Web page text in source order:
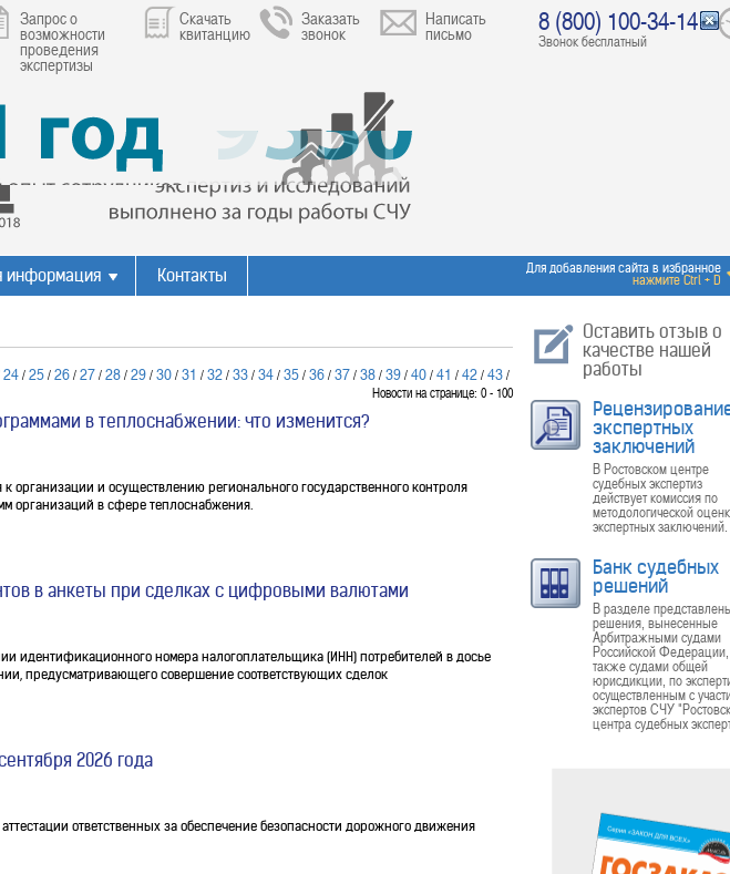
Запрос о
возможности
проведения
экспертизы
Скачать
квитанцию
Заказать
звонок
Написать
письмо 8 (800) 100-34-14
Звонок бесплатный
информация Контакты Для добавления сайта в избранное
нажмите Ctrl + D
24/25/26/27/28/29/30/31 /32/33/34/35/36/37/38/39/40/41 /42/43/
Новости на странице: 0 - 100
в теплоснабжении: что изменится?
организации и осуществлению регионального государственного контроля
организаций в сфере теплоснабжения.
в анкеты при сделках с цифровыми валютами
идентификационного номера налогоплательщика (ИНН) потребителей в досье
предусматривающего совершение соответствующих сделок
2026 года
ответственных за обеспечение безопасности дорожного движения
Оставить отзыв о
качестве нашей
работы
экспертных
заключений
В Ростовском центре
судебных экспертиз
действует комиссия по
методологической
экспертных заключений.
Банк судебных
решений
В разделе
решения, вынесенные
Арбитражными судами
Российской
также судами общей
юрисдикции, по
осуществленным с
экспертов СЧУ
центра судебных